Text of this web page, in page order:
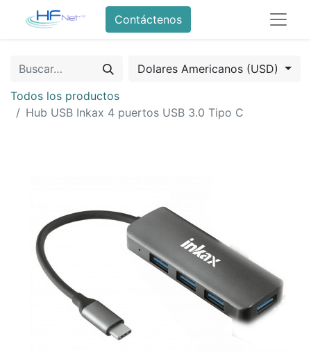
Contáctenos
Dolares Americanos (USD)
Todos los productos
Hub USB Inkax 4 puertos USB 3.0 Tipo C